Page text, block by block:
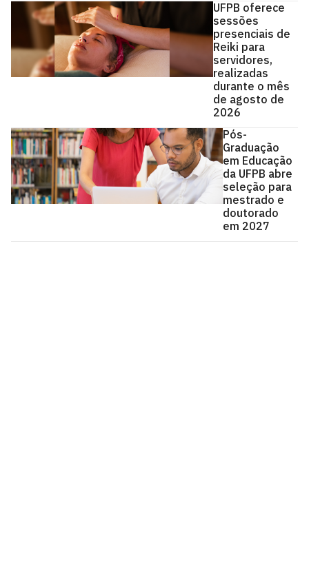
UFPB oferece
sessões
presenciais de
Reiki para
servidores,
realizadas
durante o mês
de agosto de
2026
Pós-
Graduação
em Educação
da UFPB abre
seleção para
mestrado e
doutorado
em 2027